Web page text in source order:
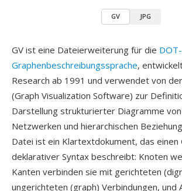
GV JPG
GV ist eine Dateierweiterung für die DOT-
Graphenbeschreibungssprache,
Research ab 1991 und verwendet von
(Graph Visualization Software) zur
Darstellung strukturierter Diagramme
Netzwerken und hierarchischen
Datei ist ein Klartextdokument, das einen
deklarativer Syntax beschreibt: Knoten
Kanten verbinden sie mit gerichteten
ungerichteten (graph) Verbindungen,